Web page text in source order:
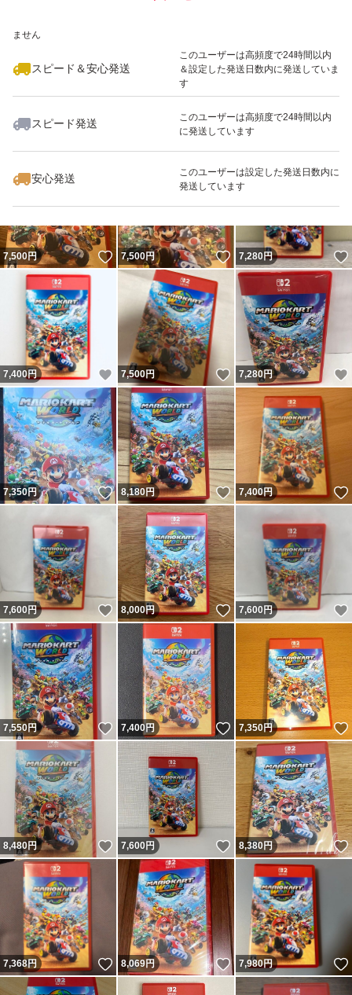
ません
スピード＆安心発送
このユーザーは高頻度で24時間以内
＆設定した発送日数内に発送していま
す
スピード発送
このユーザーは高頻度で24時間以内
に発送しています
安心発送
このユーザーは設定した発送日数内に
発送しています
いいね！
7,200
7,500円 いいね！
7,500円 いいね！
7,280円
7,400円 いいね！
7,500円 いいね！
7,280円
7,350円 いいね！
8,180円 いいね！
7,400円
7,600円 いいね！
8,000円 いいね！
7,600円
7,550円 いいね！
7,400円 いいね！
7,350円
8,480円 いいね！
7,600円 いいね！
8,380円
7,368円 いいね！
8,069円 いいね！
7,980円